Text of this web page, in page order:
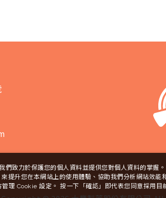
們致力於保護您的個人資料並提供您對個人資料的掌握。
提升您在本網站上的使用體驗、協助我們分析網站效能
理 Cookie 設定。 按一下「確認」即代表您同意採用目